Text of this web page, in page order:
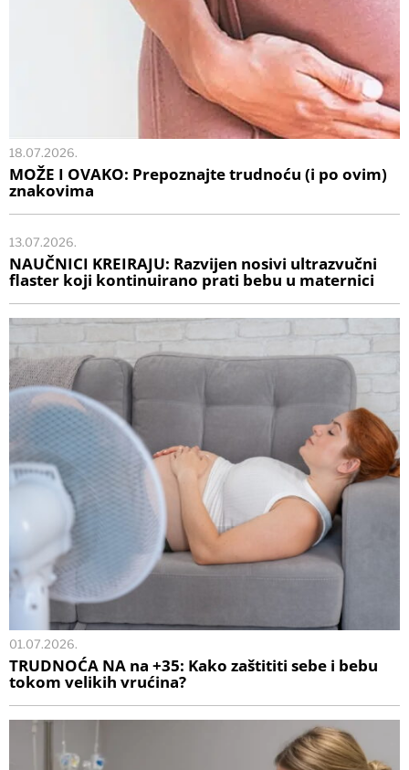
18.07.2026.
MOŽE I OVAKO: Prepoznajte trudnoću (i po ovim)
znakovima
13.07.2026.
NAUČNICI KREIRAJU: Razvijen nosivi ultrazvučni
flaster koji kontinuirano prati bebu u maternici
01.07.2026.
TRUDNOĆA NA na +35: Kako zaštititi sebe i bebu
tokom velikih vrućina?